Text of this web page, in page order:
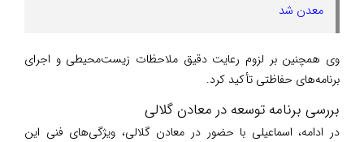
معدن شد
وی همچنین بر لزوم رعایت دقیق ملاحظات زیست‌محیطی و اجرای
برنامه‌های حفاظتی تأکید کرد.
بررسی برنامه توسعه در معادن گلالی
در ادامه، اسماعیلی با حضور در معادن گلالی، ویژگی‌های فنی این